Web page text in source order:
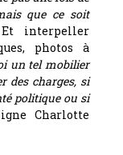
que ce soit
Et interpeller
photos à
un tel mobilier
des charges, si
politique ou si
Charlotte